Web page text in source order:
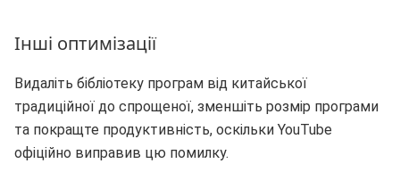
Інші оптимізації
Видаліть бібліотеку програм від китайської
традиційної до спрощеної, зменшіть розмір програми
та покращте продуктивність, оскільки YouTube
офіційно виправив цю помилку.